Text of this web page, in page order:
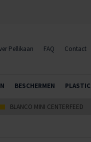
Pellikaan FAQ Contact
BESCHERMEN PLASTIC
BLANCO MINI CENTERFEED